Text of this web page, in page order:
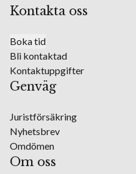
Kontakta oss
Boka tid
Bli kontaktad
Kontaktuppgifter
Genväg
Juristförsäkring
Nyhetsbrev
Omdömen
Om oss